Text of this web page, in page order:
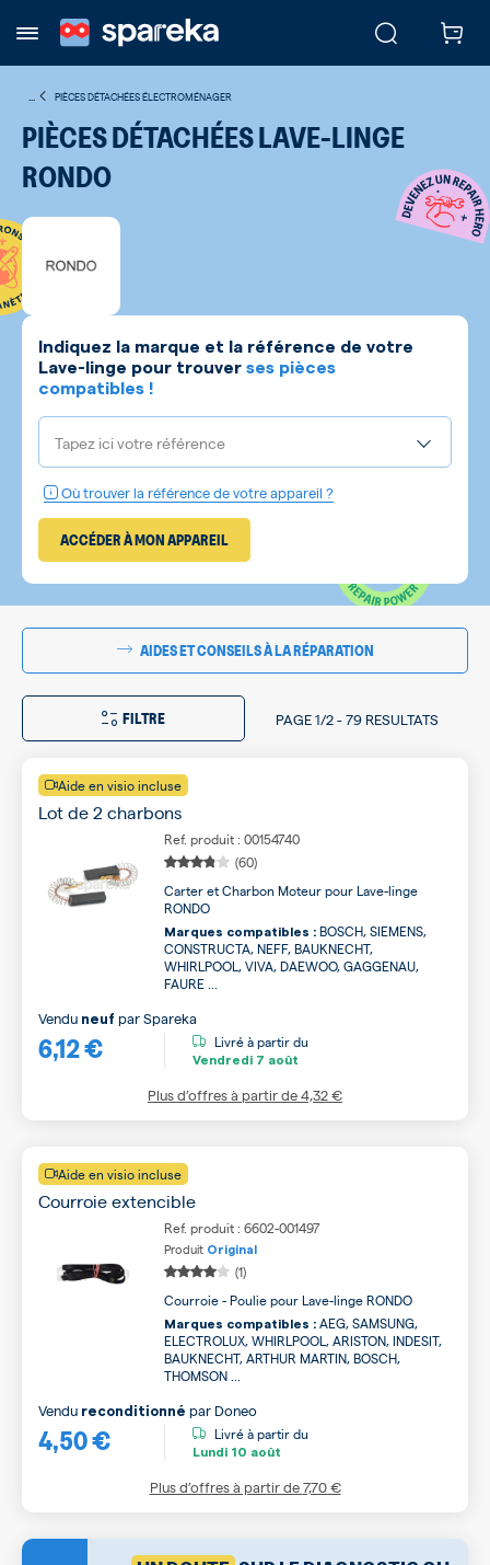
PIÈCES DÉTACHÉES ÉLECTROMÉNAGER
PIÈCES DÉTACHÉES LAVE-LINGE
RONDO
Indiquez la marque et la référence de votre
Lave-linge pour trouver ses pièces
compatibles !
Tapez ici votre référence
Où trouver la référence de votre appareil ?
ACCÉDER À MON APPAREIL
AIDES ET CONSEILS À LA RÉPARATION
FILTRE PAGE 1/2-79 RESULTATS
Aide en visio incluse
Lot de 2 charbons
Ref. produit : 00154740
(60)
Carter et Charbon Moteur pour Lave-linge
RONDO
Marques compatibles : BOSCH, SIEMENS,
CONSTRUCTA, NEFF, BAUKNECHT,
WHIRLPOOL, VIVA, DAEWOO, GAGGENAU,
FAURE ...
6,12 €
Vendu neuf parSpareka
Livré à partir du
Vendredi 7 août
Plus d’offres à partir de4,32 €
Aide en visio incluse
Courroie extencible
Ref. produit : 6602-001497
Produit Original
(1)
Courroie - Poulie pour Lave-linge RONDO
Marques compatibles : AEG, SAMSUNG,
ELECTROLUX, WHIRLPOOL, ARISTON, INDESIT,
BAUKNECHT, ARTHUR MARTIN, BOSCH,
THOMSON ...
4,50 €
Vendu reconditionné par Doneo
Livré à partir du
Lundi 10 août
Plus d’offres à partir de7,70 €